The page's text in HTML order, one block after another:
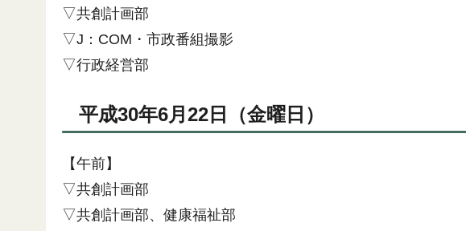
▽共創計画部
▽J：COM・市政番組撮影
▽行政経営部
平成30年6月22日（金曜日）
【午前】
▽共創計画部
▽共創計画部、健康福祉部